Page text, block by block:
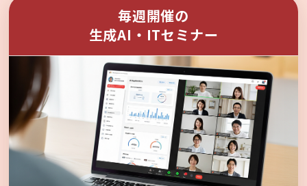
毎週開催の
生成AI・ITセミナー